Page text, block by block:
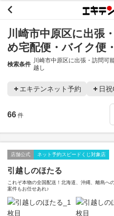
川崎市中原区に出張
め宅配便・バイク便
検索条件
川崎市中原区に出張・訪問可
越し
エキテンネット予約 日
66 件
店舗公式 ネット予約スピードくじ対象店
引越しのほたる
これぞ本物の全国配送！北海道、沖縄、離島へ
案件もお任せあれ♪